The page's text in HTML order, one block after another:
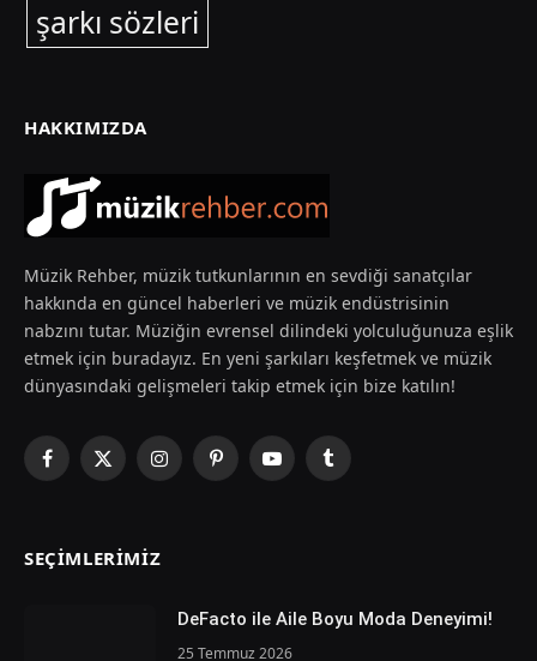
şarkı sözleri
HAKKIMIZDA
Müzik Rehber, müzik tutkunlarının en sevdiği sanatçılar
hakkında en güncel haberleri ve müzik endüstrisinin
nabzını tutar. Müziğin evrensel dilindeki yolculuğunuza eşlik
etmek için buradayız. En yeni şarkıları keşfetmek ve müzik
dünyasındaki gelişmeleri takip etmek için bize katılın!
Facebook
X
InstagramPinterestYouTubeTumblr
SEÇIMLERIMIZ
DeFacto ile Aile Boyu Moda Deneyimi!
25 Temmuz 2026